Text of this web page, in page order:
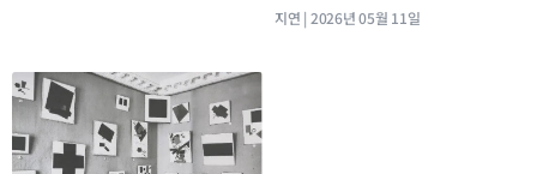
지연 2026년 05월 11일